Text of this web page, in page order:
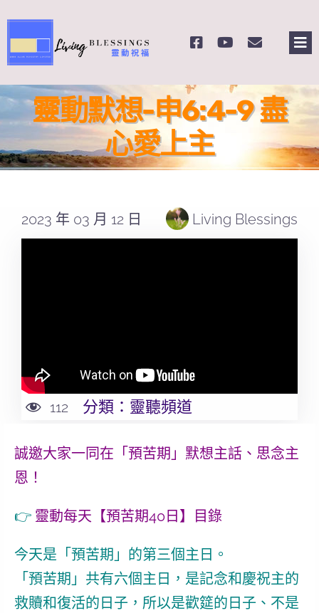
to
content
關於我們
奉獻支持
課程報名
靈動默想-申6:4-9 盡
心愛上主
2023 年 03 月 12 日 Living Blessings
112 分類： 靈聽頻道
誠邀大家一同在「預苦期」默想主話、思念主
恩！
👉 靈動每天【預苦期40日】目錄
今天是「預苦期」的第三個主日。
「預苦期」共有六個主日，是記念和慶祝主的
救贖和復活的日子，所以是歡筵的日子、不是